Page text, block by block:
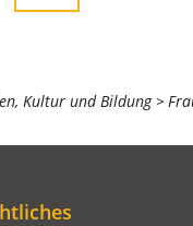
Kultur und Bildung